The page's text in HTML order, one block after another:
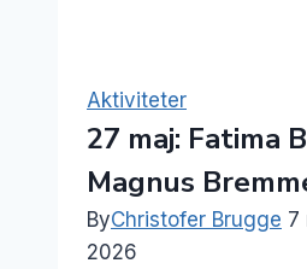
Aktiviteter
27 maj: Fatima
Magnus
ByChristofer Brugge 7
2026